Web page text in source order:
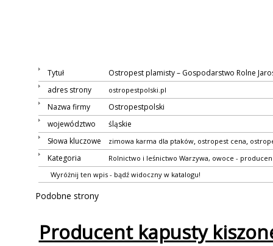
Tytuł
Ostropest plamisty – Gospodarstwo Rolne
adres strony
ostropestpolski.pl
Nazwa firmy
Ostropestpolski
województwo
śląskie
Słowa kluczowe
zimowa karma dla ptaków, ostropest cena,
Kategoria Rolnictwo i leśnictwo Warzywa, owoce -
Wyróżnij ten wpis - bądź widoczny w katalogu!
Podobne strony
Producent kapusty